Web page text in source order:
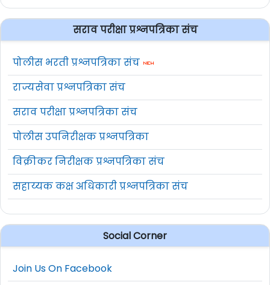
सराव परीक्षा प्रश्नपत्रिका संच
पोलीस भरती प्रश्नपत्रिका संच
राज्यसेवा प्रश्नपत्रिका संच
सराव परीक्षा प्रश्नपत्रिका संच
पोलीस उपनिरीक्षक प्रश्नपत्रिका
विक्रीकर निरीक्षक प्रश्नपत्रिका संच
सहाय्यक कक्ष अधिकारी प्रश्नपत्रिका संच
Social Corner
Join Us On Facebook